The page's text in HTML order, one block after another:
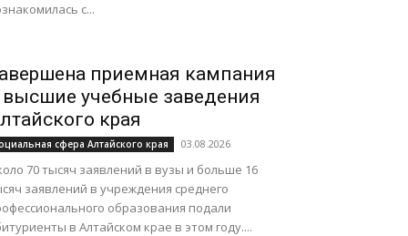
с...
приемная кампания
высшие учебные заведения
края
сфера Алтайского края 03.08.2026
70 тысяч заявлений в вузы и больше 16
заявлений в учреждения среднего
образования подали
в Алтайском крае в этом году....